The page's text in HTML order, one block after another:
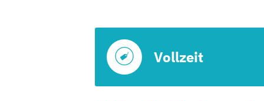
Vollzeit